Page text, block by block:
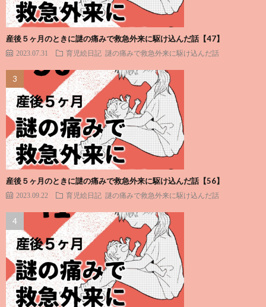
産後５ヶ月のときに謎の痛みで救急外来に駆け込んだ話【47】
2023.07.31 育児絵日記 謎の痛みで救急外来に駆け込んだ話
産後５ヶ月のときに謎の痛みで救急外来に駆け込んだ話【56】
2023.09.22 育児絵日記 謎の痛みで救急外来に駆け込んだ話